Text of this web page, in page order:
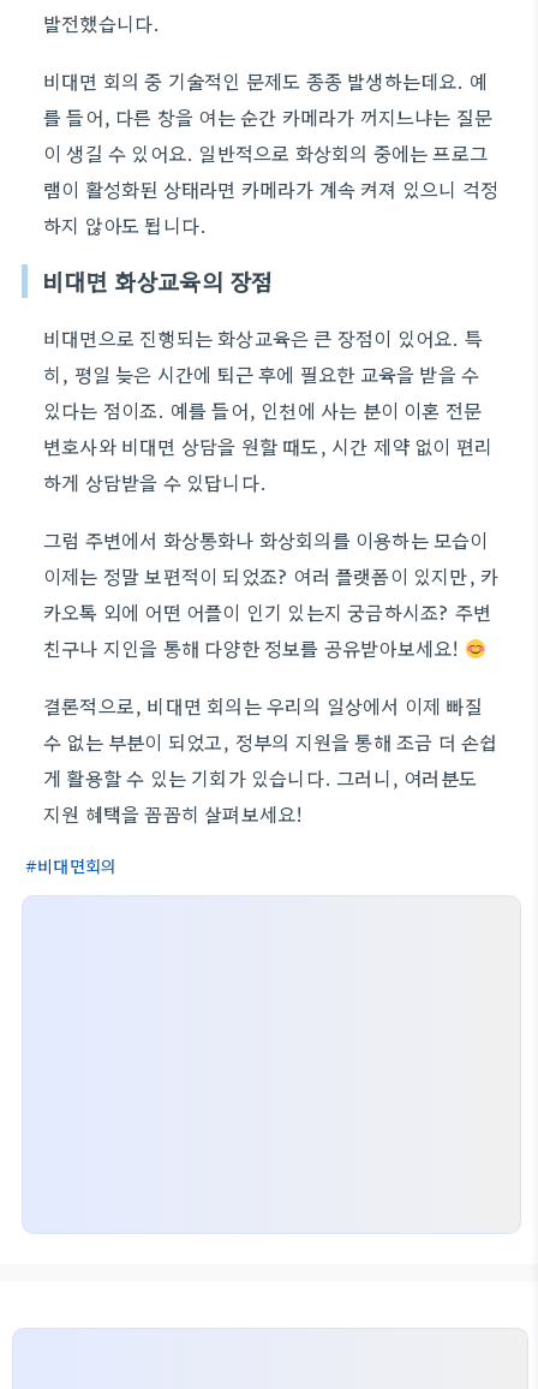
발전했습니다.
비대면 회의 중 기술적인 문제도 종종 발생하는데요. 예
를 들어, 다른 창을 여는 순간 카메라가 꺼지느냐는 질문
이 생길 수 있어요. 일반적으로 화상회의 중에는 프로그
램이 활성화된 상태라면 카메라가 계속 켜져 있으니 걱정
하지 않아도 됩니다.
비대면 화상교육의 장점
비대면으로 진행되는 화상교육은 큰 장점이 있어요. 특
히, 평일 늦은 시간에 퇴근 후에 필요한 교육을 받을 수
있다는 점이죠. 예를 들어, 인천에 사는 분이 이혼 전문
변호사와 비대면 상담을 원할 때도, 시간 제약 없이 편리
하게 상담받을 수 있답니다.
그럼 주변에서 화상통화나 화상회의를 이용하는 모습이
이제는 정말 보편적이 되었죠? 여러 플랫폼이 있지만, 카
카오톡 외에 어떤 어플이 인기 있는지 궁금하시죠? 주변
친구나 지인을 통해 다양한 정보를 공유받아보세요!
결론적으로, 비대면 회의는 우리의 일상에서 이제 빠질
수 없는 부분이 되었고, 정부의 지원을 통해 조금 더 손쉽
게 활용할 수 있는 기회가 있습니다. 그러니, 여러분도
지원 혜택을 꼼꼼히 살펴보세요!
비대면회의